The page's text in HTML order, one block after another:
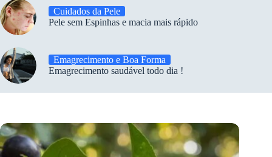
Cuidados da Pele
Pele sem Espinhas e macia mais rápido
Emagrecimento e Boa Forma
Emagrecimento saudável todo dia !